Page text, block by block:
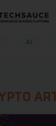
AI
ART